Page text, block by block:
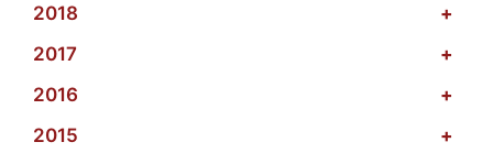
2018
+
2017
+
2016
+
2015
+